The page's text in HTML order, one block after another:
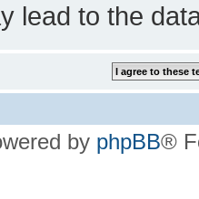
lead to the
by phpBB®